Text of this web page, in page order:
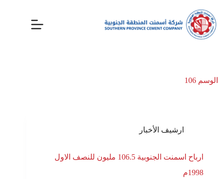
الوسم
ارشيف الأخبار
ارباح اسمنت الجنوبية 106.5 مليون للنصف الاول
1998م